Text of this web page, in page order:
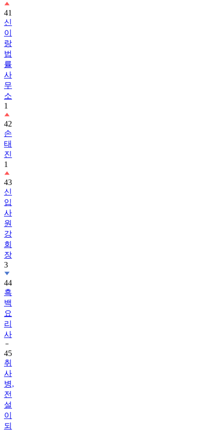
41
신
이
랑
법
률
사
무
소
1
42
손
태
진
1
43
신
입
사
원
강
회
장
3
44
흑
백
요
리
사
45
취
사
병,
전
설
이
되